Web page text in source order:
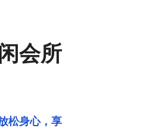
彩的锦缎，慢
会所
松身心，享